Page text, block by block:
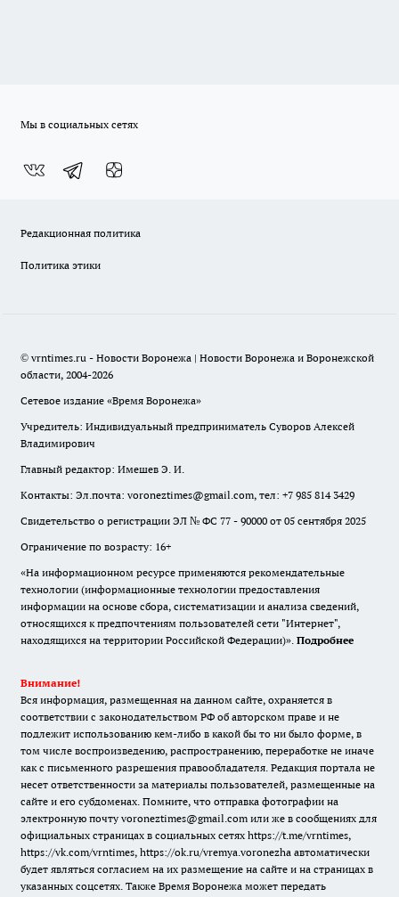
Мы в социальных сетях
Редакционная политика
Политика этики
© vrntimes.ru - Новости Воронежа | Новости Воронежа и Воронежской
области, 2004-2026
Сетевое издание «Время Воронежа»
Учредитель: Индивидуальный предприниматель Суворов Алексей
Владимирович
Главный редактор: Имешев Э. И.
Контакты: Эл.почта: voroneztimes@gmail.com, тел: +7 985 814 3429
Свидетельство о регистрации ЭЛ № ФС 77 - 90000 от 05 сентября 2025
Ограничение по возрасту: 16+
«На информационном ресурсе применяются рекомендательные
технологии (информационные технологии предоставления
информации на основе сбора, систематизации и анализа сведений,
относящихся к предпочтениям пользователей сети "Интернет",
находящихся на территории Российской Федерации)». Подробнее
Внимание!
Вся информация, размещенная на данном сайте, охраняется в
соответствии с законодательством РФ об авторском праве и не
подлежит использованию кем-либо в какой бы то ни было форме, в
том числе воспроизведению, распространению, переработке не иначе
как с письменного разрешения правообладателя. Редакция портала не
несет ответственности за материалы пользователей, размещенные на
сайте и его субдоменах. Помните, что отправка фотографии на
электронную почту voroneztimes@gmail.com или же в сообщениях для
официальных страницах в социальных сетях https://t.me/vrntimes,
https://vk.com/vrntimes, https://ok.ru/vremya.voronezha автоматически
будет являться согласием на их размещение на сайте и на страницах в
указанных соцсетях. Также Время Воронежа может передать